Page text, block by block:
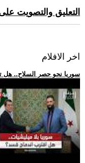
التعليق والتصويت
اخر الافلام
.. سوريا نحو حصر السلاح.. هل